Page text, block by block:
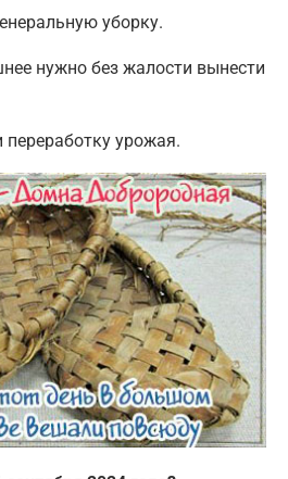
уборку.
нужно без жалости вынести
урожая.